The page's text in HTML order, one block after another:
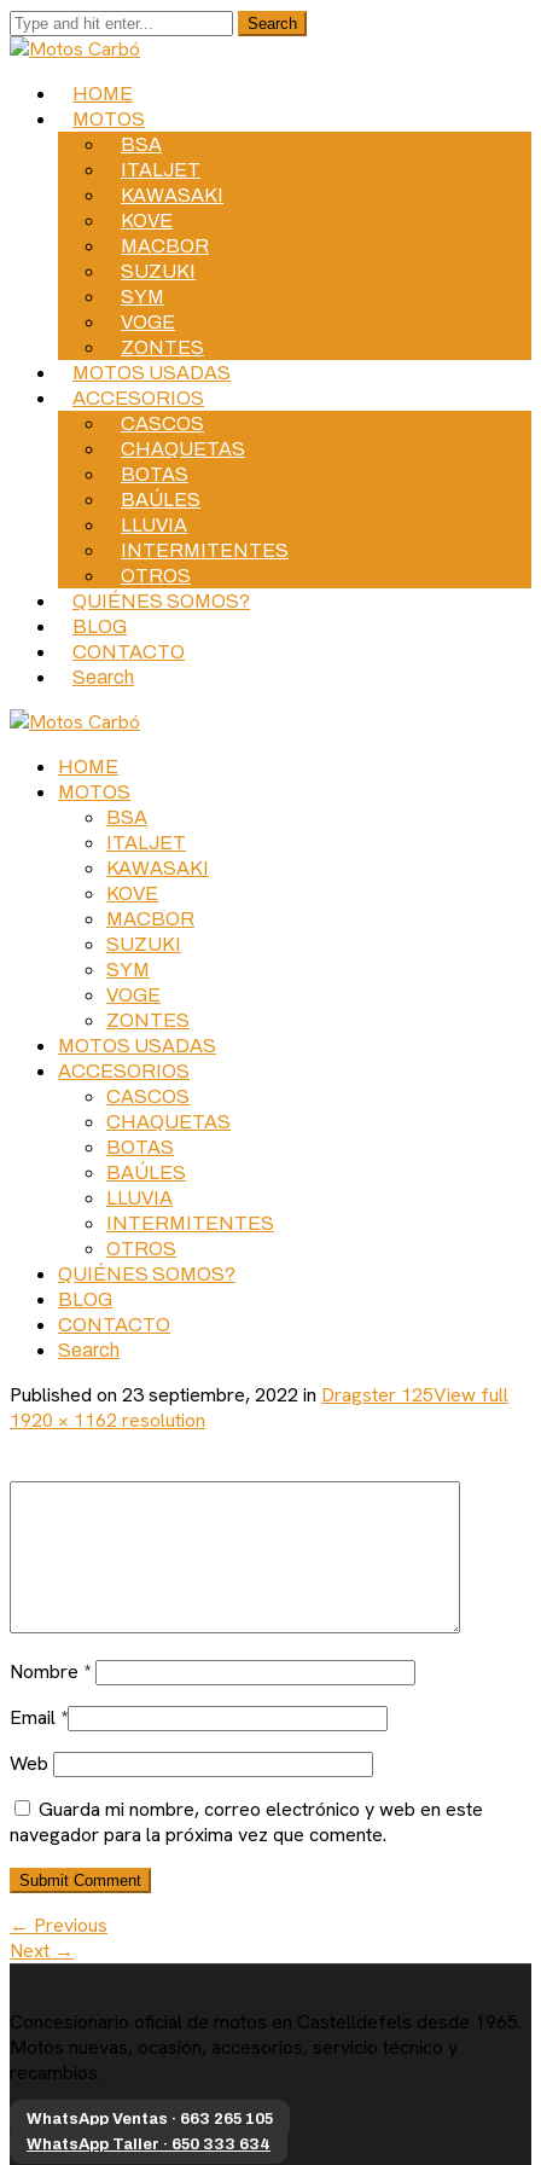
HOME
MOTOS
BSA
ITALJET
KAWASAKI
KOVE
MACBOR
SUZUKI
SYM
VOGE
ZONTES
MOTOS USADAS
ACCESORIOS
CASCOS
CHAQUETAS
BOTAS
BAÚLES
LLUVIA
INTERMITENTES
OTROS
QUIÉNES SOMOS?
BLOG
CONTACTO
Search
HOME
MOTOS
BSA
ITALJET
KAWASAKI
KOVE
MACBOR
SUZUKI
SYM
VOGE
ZONTES
MOTOS USADAS
ACCESORIOS
CASCOS
CHAQUETAS
BOTAS
BAÚLES
LLUVIA
INTERMITENTES
OTROS
QUIÉNES SOMOS?
BLOG
CONTACTO
Search
Published on 23 septiembre, 2022 in Dragster 125View full
1920 × 1162 resolution
Nombre *
Email *
Web
Guarda mi nombre, correo electrónico y web en este
navegador para la próxima vez que comente.
← Previous
Next →
Concesionario oficial de motos en Castelldefels desde 1965.
Motos nuevas, ocasión, accesorios, servicio técnico y
recambios.
WhatsApp Ventas · 663 265 105
WhatsApp Taller · 650 333 634